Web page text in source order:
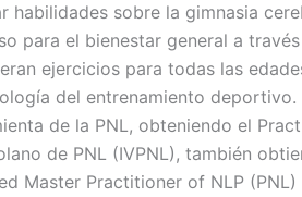
habilidades sobre la gimnasia
para el bienestar general a
ejercicios para todas las
del entrenamiento
de la PNL, obteniendo el
de PNL (IVPNL), también
Master Practitioner of NLP (PNL)